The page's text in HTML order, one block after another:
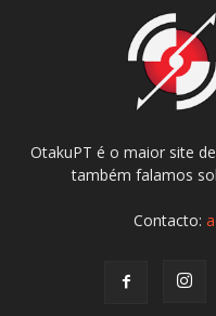
OtakuPT é o maior site
também falamos
Contacto: